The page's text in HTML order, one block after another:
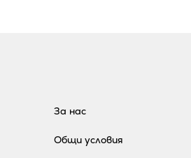
За нас
Общи условия